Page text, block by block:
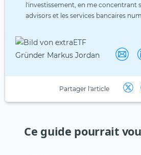
l'investissement, en me concentrant
advisors et les services bancaires
Partager l'article
Ce guide pourrait